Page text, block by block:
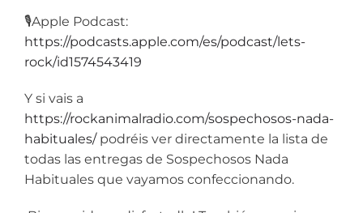
🎙️Apple Podcast:
https://podcasts.apple.com/es/podcast/lets-
rock/id1574543419
Y si vais a
https://rockanimalradio.com/sospechosos-nada-
habituales/podréis ver directamente la lista de
todas las entregas de Sospechosos Nada
Habituales que vayamos confeccionando.